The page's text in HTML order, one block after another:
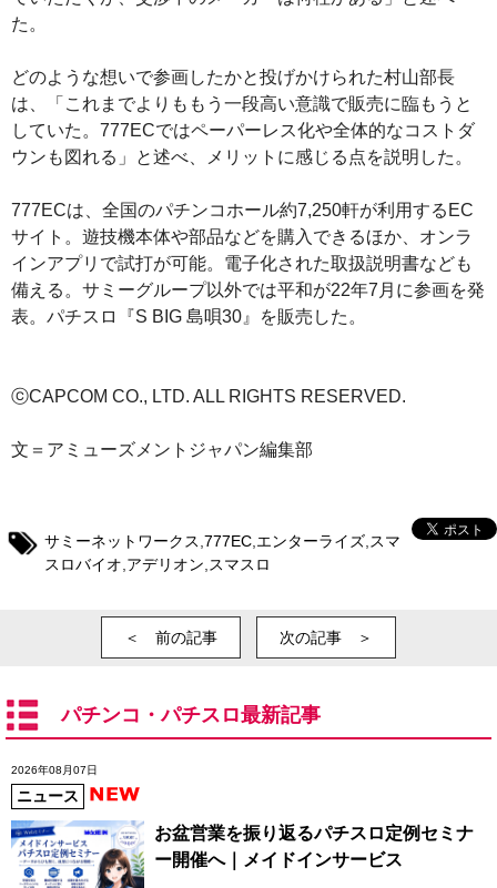
た。
どのような想いで参画したかと投げかけられた村山部長
は、「これまでよりももう一段高い意識で販売に臨もうと
していた。777ECではペーパーレス化や全体的なコストダ
ウンも図れる」と述べ、メリットに感じる点を説明した。
777ECは、全国のパチンコホール約7,250軒が利用するEC
サイト。遊技機本体や部品などを購入できるほか、オンラ
インアプリで試打が可能。電子化された取扱説明書なども
備える。サミーグループ以外では平和が22年7月に参画を発
表。パチスロ『S BIG 島唄30』を販売した。
ⓒCAPCOM CO., LTD. ALL RIGHTS RESERVED.
文＝アミューズメントジャパン編集部
サミーネットワークス 777EC エンターライズ スマ
スロバイオ アデリオン スマスロ
＜ 前の記事 次の記事 ＞
パチンコ・パチスロ最新記事
2026年08月07日
ニュース
お盆営業を振り返るパチスロ定例セミナ
ー開催へ｜メイドインサービス